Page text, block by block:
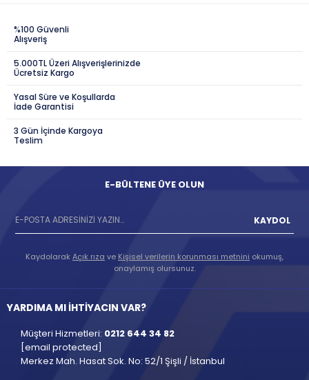
%100 Güvenli
Alışveriş
5.000TL Üzeri Alışverişlerinizde
Ücretsiz Kargo
Yasal Süre ve Koşullarda
İade Garantisi
3 Gün İçinde Kargoya
Teslim
E-BÜLTENE ÜYE OLUN
KAYDOL
KaydolarakAçık rıza ve Kişisel verilerin korunması metnini okumuş,
onaylamış olursunuz.
YARDIMA MI İHTİYACIN VAR?
Müşteri Hizmetleri: 0212 644 34 82
[email protected]
Merkez Mah. Hasat Sok. No: 52/1 Şişli / İstanbul